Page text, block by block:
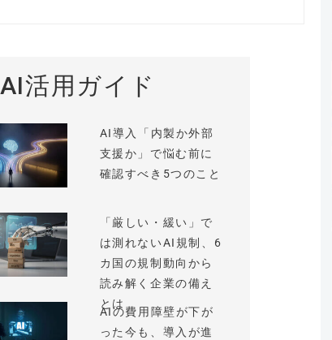
活用ガイド
AI導入「内製か外部
支援か」で悩む前に
確認すべき5つのこと
「厳しい・緩い」で
は測れないAI規制、6
カ国の規制動向から
読み解く企業の備え
とは
AIの費用障壁が下が
った今も、導入が進